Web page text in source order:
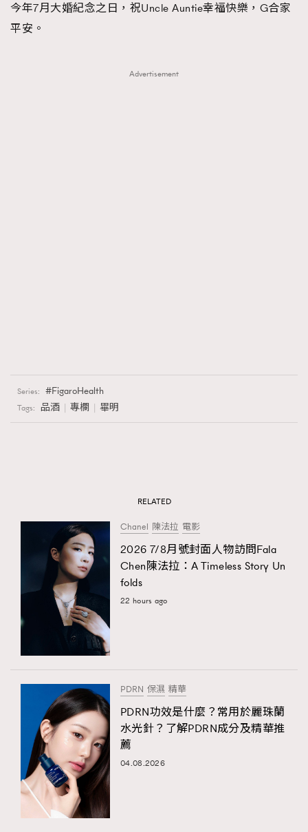
今年7月大婚紀念之日，祝Uncle Auntie幸福快樂，G合家
平安。
Advertisement
Series: FigaroHealth
Tags: 品酒 專欄 畢明
RELATED
Chanel 陳法拉 電影
2026 7/8月號封面人物訪問Fala
Chen陳法拉：A Timeless Story Un
folds
22 hours ago
PDRN 保濕 精華
PDRN功效是什麼？常用於麗珠蘭
水光針？了解PDRN成分及精華推
薦
04.08.2026